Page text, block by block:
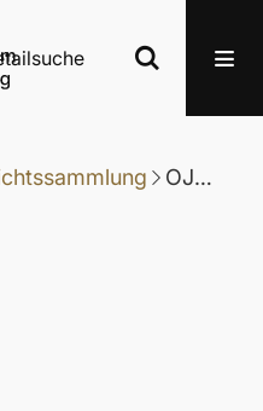
OJM_DN_G_004-130: Gedicht